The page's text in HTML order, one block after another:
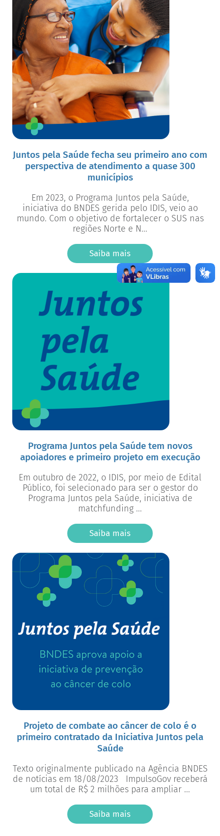
Juntos pela Saúde fecha seu primeiro ano com
perspectiva de atendimento a quase 300
municípios
Em 2023, o Programa Juntos pela Saúde,
iniciativa do BNDES gerida pelo IDIS, veio ao
mundo. Com o objetivo de fortalecer o SUS nas
regiões Norte e N...
Saiba mais
Programa Juntos pela Saúde tem novos
apoiadores e primeiro projeto em execução
Em outubro de 2022, o IDIS, por meio de Edital
Público, foi selecionado para ser o gestor do
Programa Juntos pela Saúde, iniciativa de
matchfunding ...
Saiba mais
Projeto de combate ao câncer de colo é o
primeiro contratado da Iniciativa Juntos pela
Saúde
Texto originalmente publicado na Agência BNDES
de notícias em 18/08/2023 ImpulsoGov receberá
um total de R$ 2 milhões para ampliar ...
Saiba mais